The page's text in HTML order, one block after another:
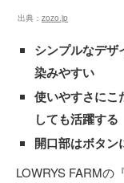
出典： zozo.jp
シンプルなデザ
染みやすい
使いやすさにこ
しても活躍する
開口部はボタン
LOWRYS FARMの